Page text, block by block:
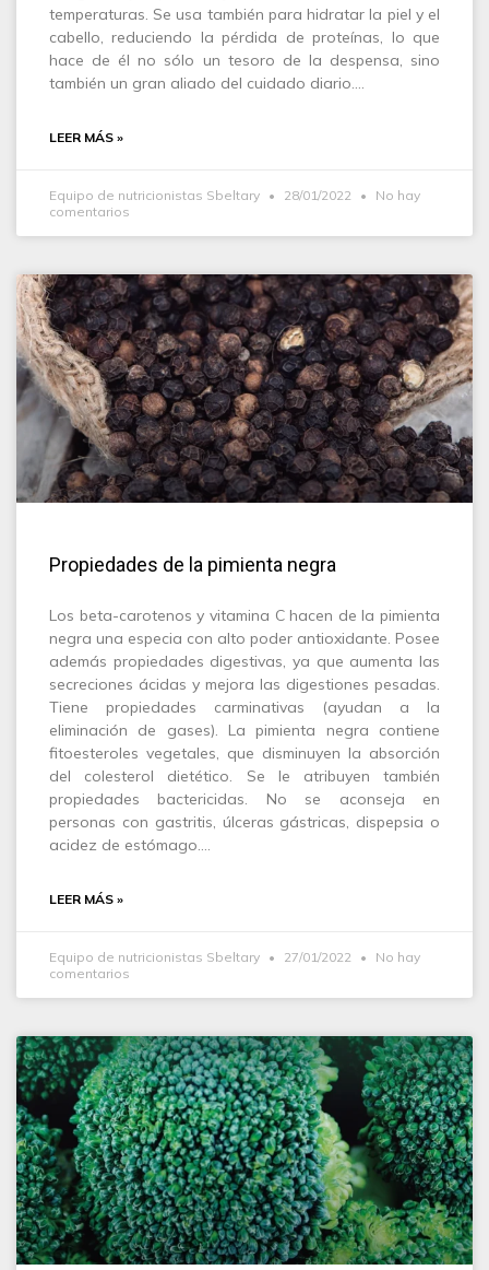
temperaturas. Se usa también para hidratar la piel y el
cabello, reduciendo la pérdida de proteínas, lo que
hace de él no sólo un tesoro de la despensa, sino
también un gran aliado del cuidado diario.…
LEER MÁS »
Equipo de nutricionistas Sbeltary 28/01/2022
No hay
comentarios
Propiedades de la pimienta negra
Los beta-carotenos y vitamina C hacen de la pimienta
negra una especia con alto poder antioxidante. Posee
además propiedades digestivas, ya que aumenta las
secreciones ácidas y mejora las digestiones pesadas.
Tiene propiedades carminativas (ayudan a la
eliminación de gases). La pimienta negra contiene
fitoesteroles vegetales, que disminuyen la absorción
del colesterol dietético. Se le atribuyen también
propiedades bactericidas. No se aconseja en
personas con gastritis, úlceras gástricas, dispepsia o
acidez de estómago.…
LEER MÁS »
Equipo de nutricionistas Sbeltary 27/01/2022
No hay
comentarios